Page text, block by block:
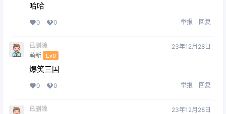
哈哈
0 0 举报 回复
已删除
萌新 Lv0
23年12月28日
爆笑三国
0 0 举报 回复
已删除
23年12月28日